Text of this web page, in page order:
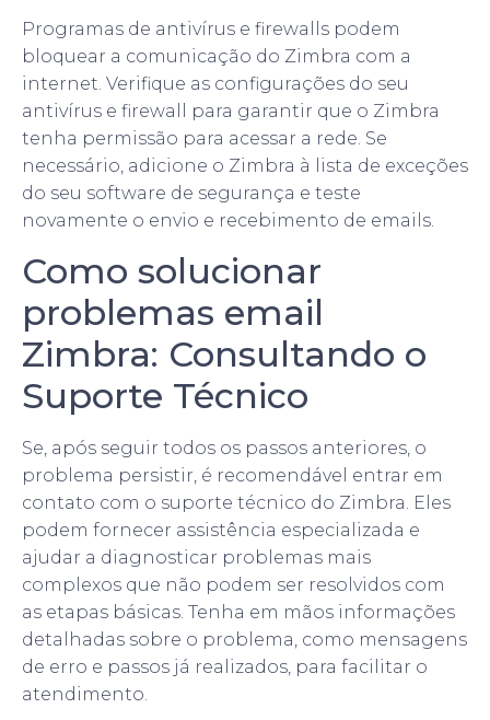
Programas de antivírus e firewalls podem
bloquear a comunicação do Zimbra com a
internet. Verifique as configurações do seu
antivírus e firewall para garantir que o Zimbra
tenha permissão para acessar a rede. Se
necessário, adicione o Zimbra à lista de exceções
do seu software de segurança e teste
novamente o envio e recebimento de emails.
Como solucionar
problemas email
Zimbra: Consultando o
Suporte Técnico
Se, após seguir todos os passos anteriores, o
problema persistir, é recomendável entrar em
contato com o suporte técnico do Zimbra. Eles
podem fornecer assistência especializada e
ajudar a diagnosticar problemas mais
complexos que não podem ser resolvidos com
as etapas básicas. Tenha em mãos informações
detalhadas sobre o problema, como mensagens
de erro e passos já realizados, para facilitar o
atendimento.